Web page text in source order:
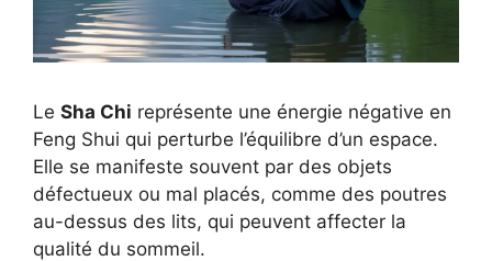
Le Sha Chi représente une énergie négative en
Feng Shui qui perturbe l’équilibre d’un espace.
Elle se manifeste souvent par des objets
défectueux ou mal placés, comme des poutres
au-dessus des lits, qui peuvent affecter la
qualité du sommeil.